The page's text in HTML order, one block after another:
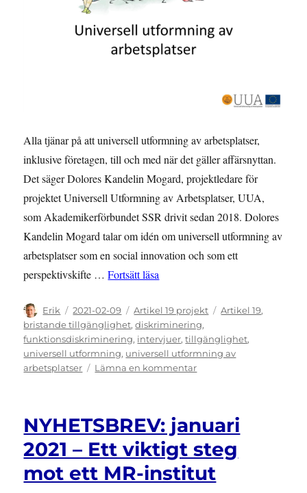
Dokumentärfestival
Alla tjänar på att universell utformning av arbetsplatser,
inklusive företagen, till och med när det gäller affärsnyttan.
Det säger Dolores Kandelin Mogard, projektledare för
projektet Universell Utformning av Arbetsplatser, UUA,
som Akademikerförbundet SSR drivit sedan 2018. Dolores
Kandelin Mogard talar om idén om universell utformning av
arbetsplatser som en social innovation och som ett
perspektivskifte …Fortsätt läsa
Författare
Erik
Publicerat
den
2021-02-09 Kategorier
Artikel 19 projekt Etiketter
Artikel 19,
bristande tillgänglighet,diskriminering,
funktionsdiskriminering, intervjuer,tillgänglighet,
universell utformning, universell utformning av
arbetsplatser
Lämna en kommentartill
olikheter
NYHETSBREV: januari
2021 – Ett viktigt steg
mot ett MR-institut